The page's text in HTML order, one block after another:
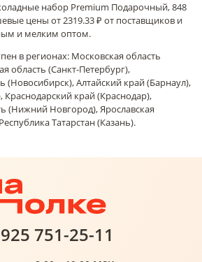
набор Premium Подарочный, 848
цены от 2319.33 ₽ от поставщиков и
и мелким оптом.
в регионах: Московская область
область (Санкт-Петербург),
(Новосибирск), Алтайский край (Барнаул),
край (Краснодар),
(Нижний Новгород), Ярославская
Татарстан (Казань).
751-25-11